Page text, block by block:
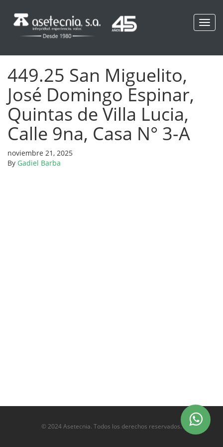
449.25 San Miguelito,
José Domingo Espinar,
Quintas de Villa Lucia,
Calle 9na, Casa N° 3-A
noviembre 21, 2025
By Gadiel Barba
© 2024 Asetecnia. Todos los derechos reservados.